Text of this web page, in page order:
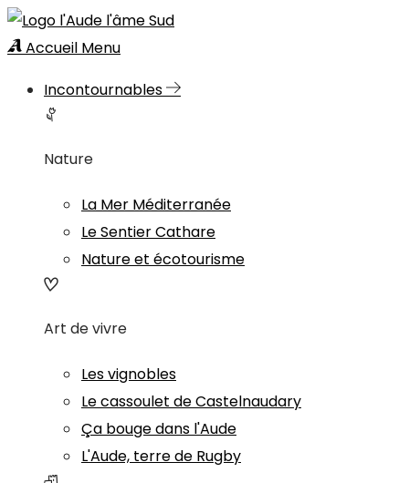
Accueil Menu
Incontournables
Nature
La Mer Méditerranée
Le Sentier Cathare
Nature et écotourisme
Art de vivre
Les vignobles
Le cassoulet de Castelnaudary
Ça bouge dans l'Aude
L'Aude, terre de Rugby